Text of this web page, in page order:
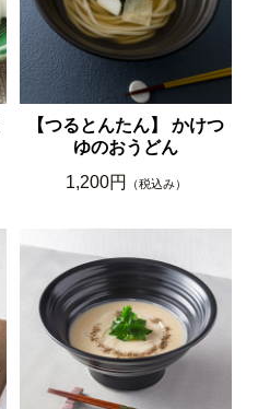
【つるとんたん】 かけつ
ゆのおうどん
1,200円
（税込み）